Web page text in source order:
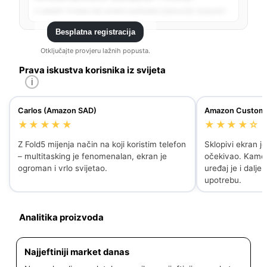
Besplatna registracija
Otključajte provjeru lažnih popusta.
Prava iskustva korisnika iz svijeta
i
Carlos (Amazon SAD)
★★★★★
Z Fold5 mijenja način na koji koristim telefon
– multitasking je fenomenalan, ekran je
ogroman i vrlo svijetao.
Amazon
★★★★☆
Sklopivi ekran
očekivao.
uređaj je i dalje
upotrebu.
Analitika proizvoda
Najjeftiniji market danas